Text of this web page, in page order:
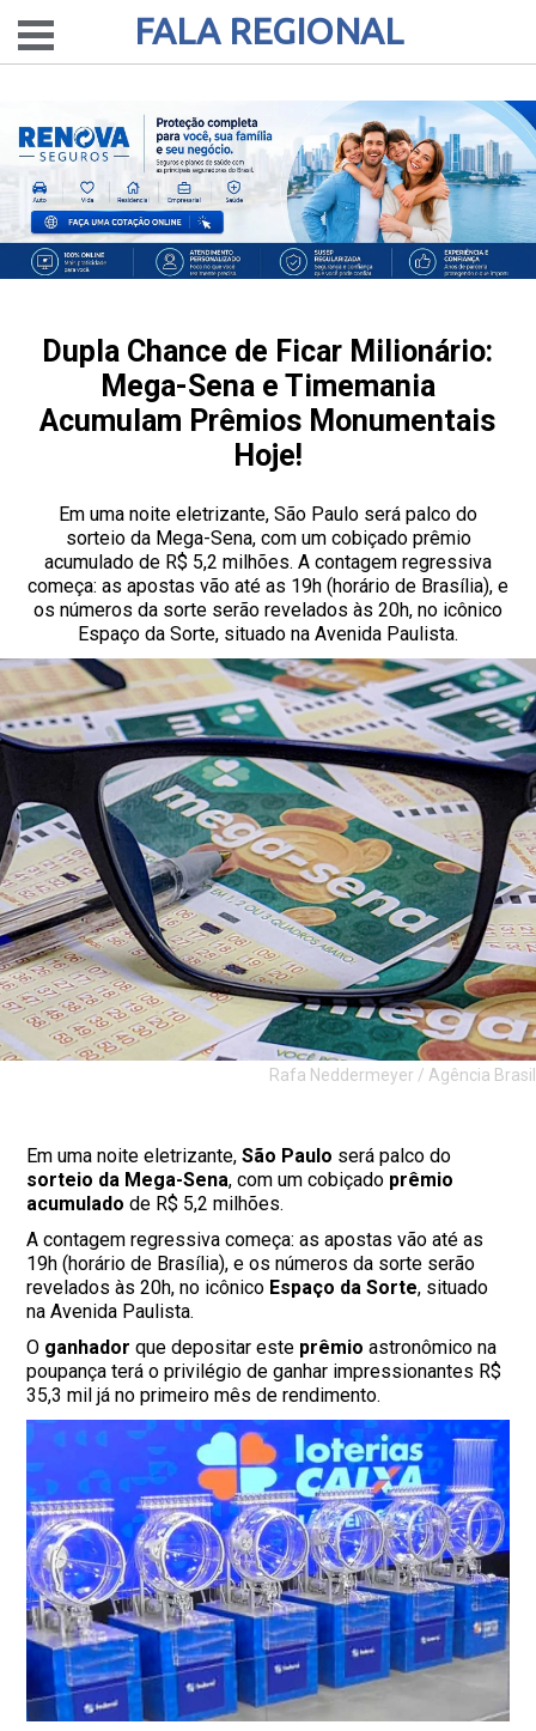
FALA REGIONAL
Dupla Chance de Ficar Milionário:
Mega-Sena e Timemania
Acumulam Prêmios Monumentais
Hoje!
Em uma noite eletrizante, São Paulo será palco do
sorteio da Mega-Sena, com um cobiçado prêmio
acumulado de R$ 5,2 milhões. A contagem regressiva
começa: as apostas vão até as 19h (horário de Brasília), e
os números da sorte serão revelados às 20h, no icônico
Espaço da Sorte, situado na Avenida Paulista.
Rafa Neddermeyer / Agência Brasil
Em uma noite eletrizante,São Paulo será palco do
sorteio da Mega-Sena, com um cobiçado prêmio
acumulado de R$ 5,2 milhões.
A contagem regressiva começa: as apostas vão até as
19h (horário de Brasília), e os números da sorte serão
revelados às 20h, no icônico Espaço da Sorte, situado
na Avenida Paulista.
O ganhador que depositar este prêmio astronômico na
poupança terá o privilégio de ganhar impressionantes R$
35,3 mil já no primeiro mês de rendimento.